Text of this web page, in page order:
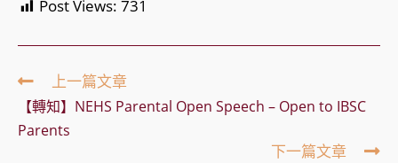
Post Views: 731
Read
more
articles
上一篇文章
【轉知】NEHS Parental Open Speech – Open to IBSC
Parents
下一篇文章